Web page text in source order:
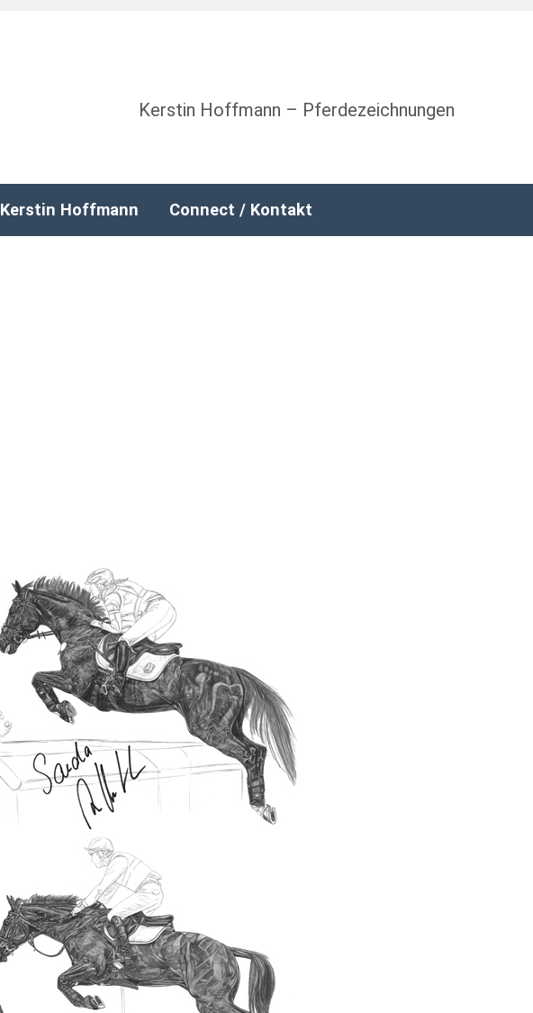
Kerstin Hoffmann – Pferdezeichnungen
Kerstin Hoffmann Connect / Kontakt